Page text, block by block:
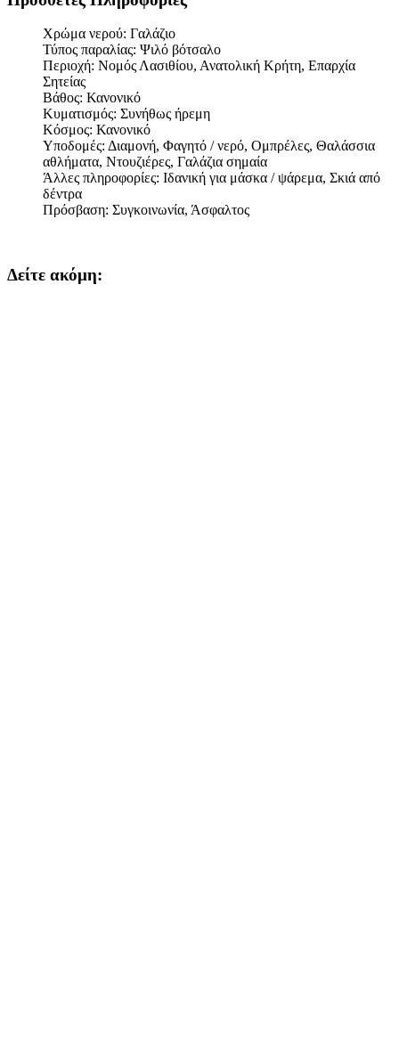
Χρώμα νερού: Γαλάζιο
Τύπος παραλίας: Ψιλό βότσαλο
Περιοχή: Νομός Λασιθίου, Ανατολική Κρήτη, Επαρχία
Σητείας
Βάθος: Κανονικό
Κυματισμός: Συνήθως ήρεμη
Κόσμος: Κανονικό
Υποδομές: Διαμονή, Φαγητό / νερό, Ομπρέλες, Θαλάσσια
αθλήματα, Ντουζιέρες, Γαλάζια σημαία
Άλλες πληροφορίες: Ιδανική για μάσκα / ψάρεμα, Σκιά από
δέντρα
Πρόσβαση: Συγκοινωνία, Άσφαλτος
Δείτε ακόμη: